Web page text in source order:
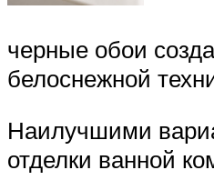
черные обои
белоснежной
Наилучшими
отделки ванной